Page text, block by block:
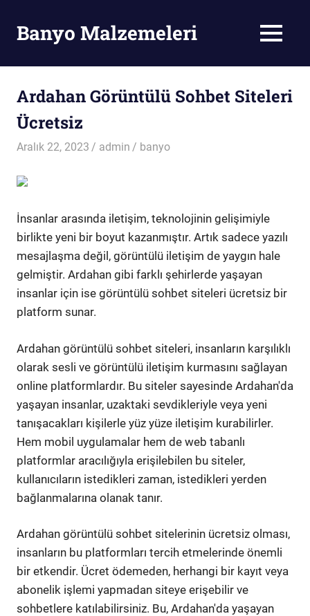
contentBanyo Malzemeleri MENU
Ardahan Görüntülü Sohbet Siteleri
Ücretsiz
Aralık 22, 2023 admin banyo
İnsanlar arasında iletişim, teknolojinin gelişimiyle
birlikte yeni bir boyut kazanmıştır. Artık sadece yazılı
mesajlaşma değil, görüntülü iletişim de yaygın hale
gelmiştir. Ardahan gibi farklı şehirlerde yaşayan
insanlar için ise görüntülü sohbet siteleri ücretsiz bir
platform sunar.
Ardahan görüntülü sohbet siteleri, insanların karşılıklı
olarak sesli ve görüntülü iletişim kurmasını sağlayan
online platformlardır. Bu siteler sayesinde Ardahan'da
yaşayan insanlar, uzaktaki sevdikleriyle veya yeni
tanışacakları kişilerle yüz yüze iletişim kurabilirler.
Hem mobil uygulamalar hem de web tabanlı
platformlar aracılığıyla erişilebilen bu siteler,
kullanıcıların istedikleri zaman, istedikleri yerden
bağlanmalarına olanak tanır.
Ardahan görüntülü sohbet sitelerinin ücretsiz olması,
insanların bu platformları tercih etmelerinde önemli
bir etkendir. Ücret ödemeden, herhangi bir kayıt veya
abonelik işlemi yapmadan siteye erişebilir ve
sohbetlere katılabilirsiniz. Bu, Ardahan'da yaşayan